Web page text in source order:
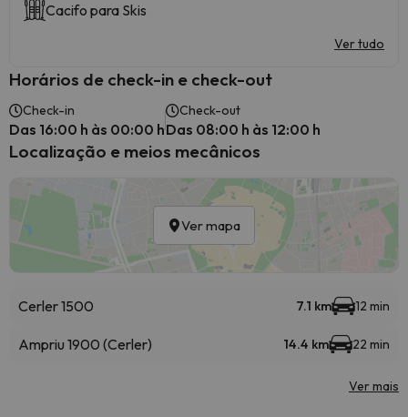
Cacifo para Skis
Ver tudo
Horários de check-in e check-out
Check-in
Das 16:00 h às 00:00 h
Check-out
Das 08:00 h às 12:00 h
Localização e meios mecânicos
Ver mapa
Cerler 1500 7.1 km 12 min
Ampriu 1900 (Cerler) 14.4 km 22 min
Ver mais